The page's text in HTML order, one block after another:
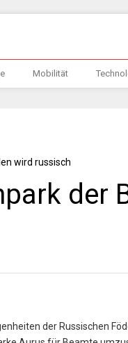
Mobilität
der
der Russischen